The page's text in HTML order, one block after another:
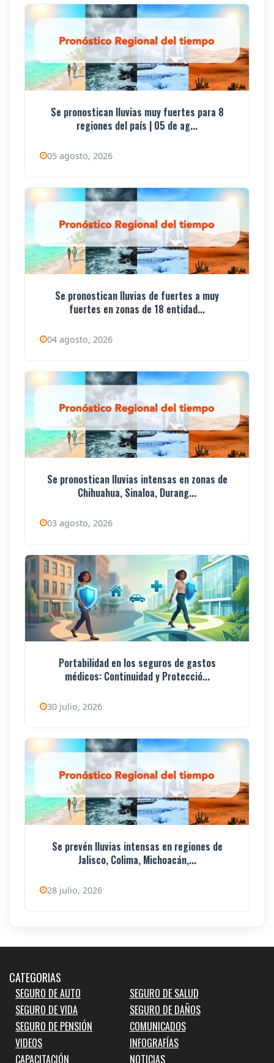
Se pronostican lluvias muy fuertes para 8
regiones del país | 05 de ag...
05 agosto, 2026
Se pronostican lluvias de fuertes a muy
fuertes en zonas de 18 entidad...
04 agosto, 2026
Se pronostican lluvias intensas en zonas de
Chihuahua, Sinaloa, Durang...
03 agosto, 2026
Portabilidad en los seguros de gastos
médicos: Continuidad y Protecció...
30 julio, 2026
Se prevén lluvias intensas en regiones de
Jalisco, Colima, Michoacán,...
28 julio, 2026
CATEGORIAS
SEGURO DE AUTO
SEGURO DE SALUD
SEGURO DE VIDA
SEGURO DE DAÑOS
SEGURO DE PENSIÓN
COMUNICADOS
VIDEOS
INFOGRAFÍAS
CAPACITACIÓN
NOTICIAS